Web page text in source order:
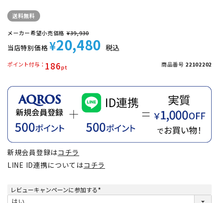
送料無料
メーカー希望小売価格 ¥39,930
当店特別価格 ¥20,480 税込
186
ポイント付与 商品番号 22102202
新規会員登録はコチラ
LINE ID連携についてはコチラ
レビューキャンペーンに参加する
(